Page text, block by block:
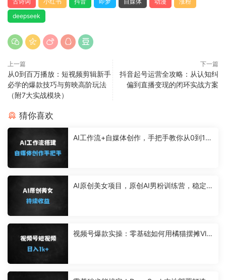
deepseek
上一篇
从0到百万播放：短视频剪辑新手
必学的爆款技巧与剪映高阶玩法
（附7大实战模块）
下一篇
抖音起号运营全攻略：从认知纠
偏到直播变现的闭环实战方案
猜你喜欢
AI工作流+自媒体创作，手把手教你从0到1搭
AI原创美女项目，原创AI男粉训练营，稳定变
视频号爆款实操：零基础如何用橘猫摆摊Vlo